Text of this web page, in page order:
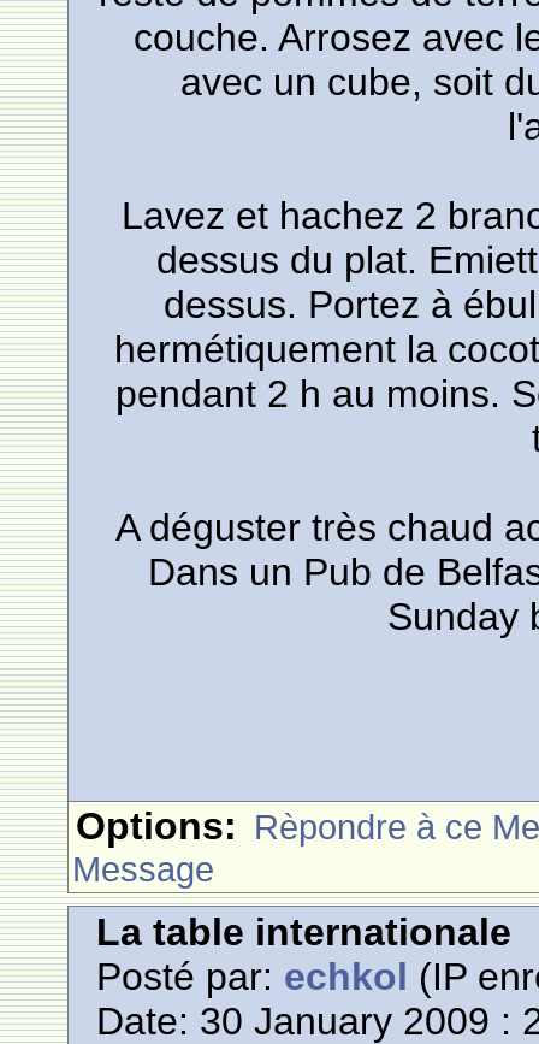
couche. Arrosez avec
avec un cube, soit
Lavez et hachez 2
dessus du plat.
dessus. Portez à
hermétiquement la
pendant 2 h au moins.
A déguster très chaud
Dans un Pub de
Sunday
Options: Rèpondre à ce
Message
La table internationale
Posté par: echkol (IP
Date: 30 January 2009 :